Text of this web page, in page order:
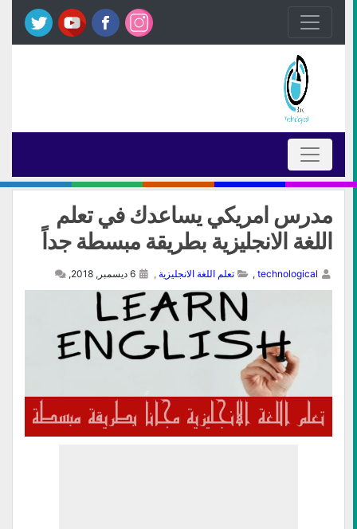
مدرس امريكي يساعدك في تعلم
اللغة الانجليزية بطريقة مبسطة جداً
technological
, تعلم اللغة الانجليزية ,